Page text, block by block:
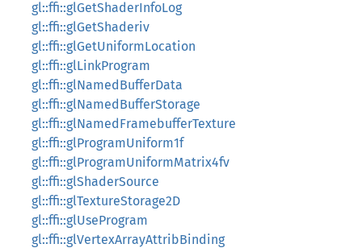
gl::ffi::glGetShaderInfoLog
gl::ffi::glGetShaderiv
gl::ffi::glGetUniformLocation
gl::ffi::glLinkProgram
gl::ffi::glNamedBufferData
gl::ffi::glNamedBufferStorage
gl::ffi::glNamedFramebufferTexture
gl::ffi::glProgramUniform1f
gl::ffi::glProgramUniformMatrix4fv
gl::ffi::glShaderSource
gl::ffi::glTextureStorage2D
gl::ffi::glUseProgram
gl::ffi::glVertexArrayAttribBinding